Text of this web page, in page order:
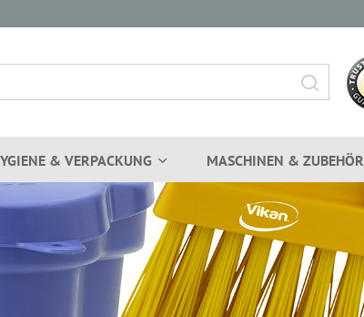
& VERPACKUNG MASCHINEN & ZUBEHÖR